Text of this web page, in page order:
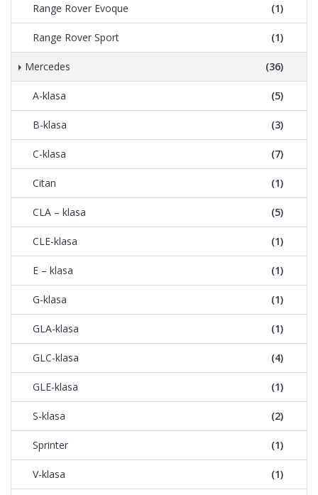
Range Rover Evoque (1)
Range Rover Sport (1)
Mercedes (36)
A-klasa (5)
B-klasa (3)
C-klasa (7)
Citan (1)
CLA – klasa (5)
CLE-klasa (1)
E – klasa (1)
G-klasa (1)
GLA-klasa (1)
GLC-klasa (4)
GLE-klasa (1)
S-klasa (2)
Sprinter (1)
V-klasa (1)